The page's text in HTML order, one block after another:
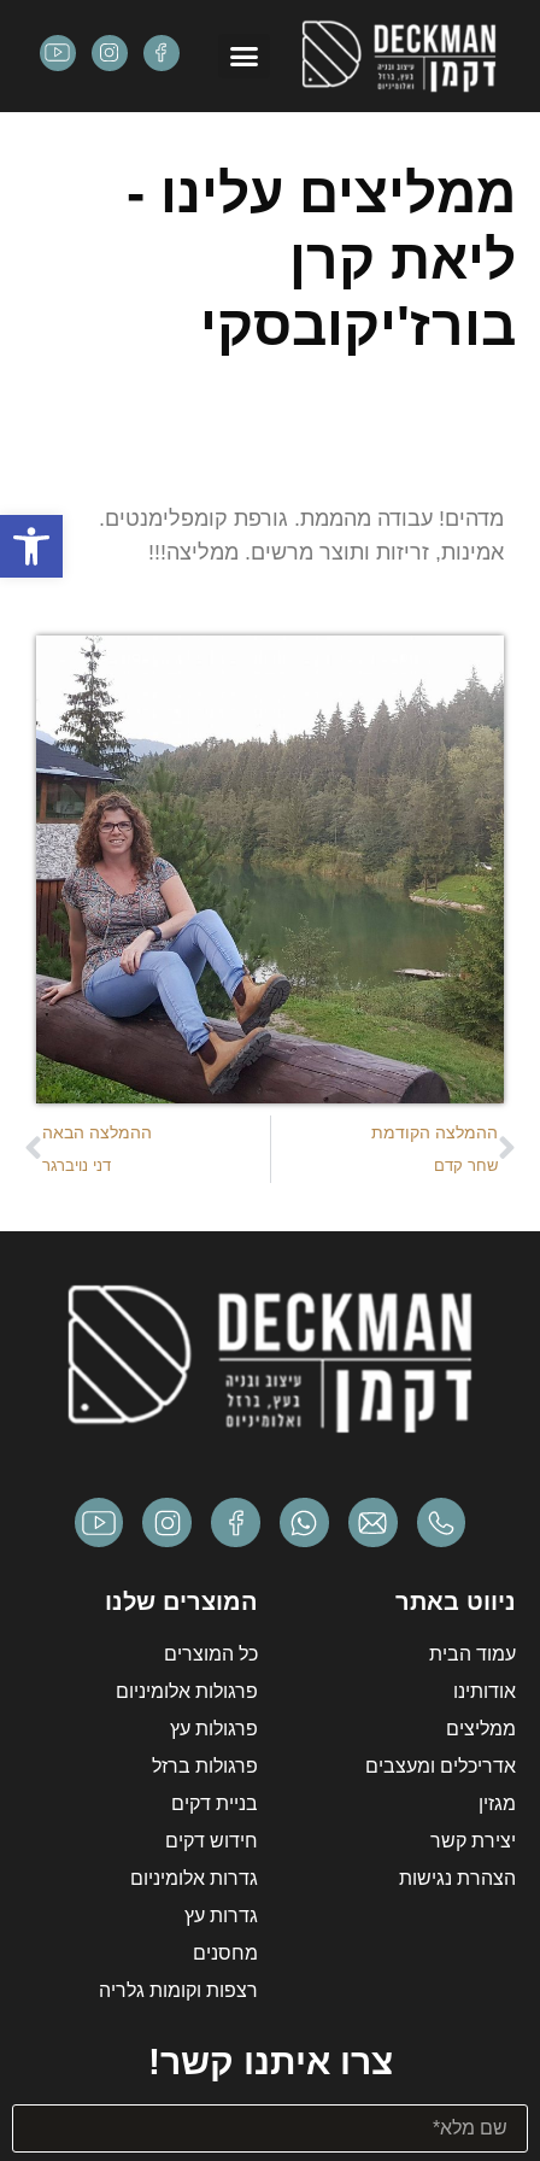
ממליצים עלינו -
ליאת קרן
בורז'יקובסקי
מדהים! עבודה מהממת. גורפת קומפלימנטים.
אמינות, זריזות ותוצר מרשים. ממליצה!!!
ההמלצה הקודמת
שחר קדם
ההמלצה הבאה
דני נויברגר
ניווט באתר
עמוד הבית
אודותינו
ממליצים
אדריכלים ומעצבים
מגזין
יצירת קשר
הצהרת נגישות
המוצרים שלנו
כל המוצרים
פרגולות אלומיניום
פרגולות עץ
פרגולות ברזל
בניית דקים
חידוש דקים
גדרות אלומיניום
גדרות עץ
מחסנים
רצפות וקומות גלריה
צרו איתנו קשר!